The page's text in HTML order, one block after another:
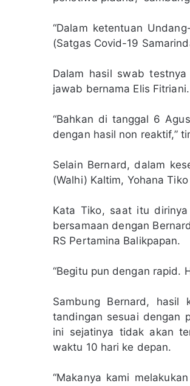
“Dalam ketentuan
(Satgas Covid-19
Dalam hasil swab
jawab bernama Elis Fitriani.
“Bahkan di tanggal 6
dengan hasil non reaktif,”
Selain Bernard, dalam
(Walhi) Kaltim, Yohana
Kata Tiko, saat itu
bersamaan dengan
RS Pertamina Balikpapan.
“Begitu pun dengan rapid.
Sambung Bernard, hasil
tandingan sesuai dengan
ini sejatinya tidak akan
waktu 10 hari ke depan.
“Makanya kami